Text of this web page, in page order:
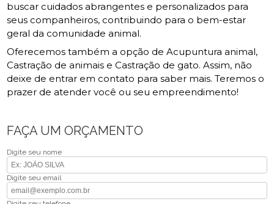
buscar cuidados abrangentes e personalizados para
seus companheiros, contribuindo para o bem-estar
geral da comunidade animal.
Oferecemos também a opção de Acupuntura animal,
Castração de animais e Castração de gato. Assim, não
deixe de entrar em contato para saber mais. Teremos o
prazer de atender você ou seu empreendimento!
FAÇA UM ORÇAMENTO
Digite seu nome
Digite seu email